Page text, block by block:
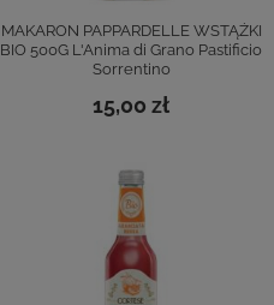
MAKARON PAPPARDELLE WSTĄŻKI
BIO 500G L'Anima di Grano Pastificio
Sorrentino
15,00 zł